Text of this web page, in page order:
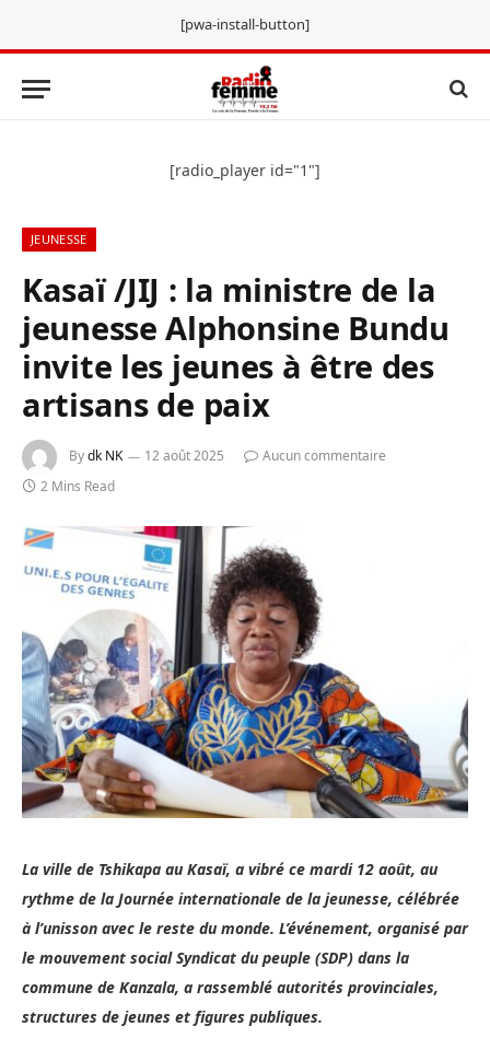
[pwa-install-button]
[radio_player id="1"]
JEUNESSE
Kasaï /JIJ : la ministre de la
jeunesse Alphonsine Bundu
invite les jeunes à être des
artisans de paix
Bydk NK 12 août 2025
Aucun commentaire
2 Mins Read
La ville de Tshikapa au Kasaï, a vibré ce mardi 12 août, au
rythme de la Journée internationale de la jeunesse, célébrée
à l’unisson avec le reste du monde. L’événement, organisé par
le mouvement social Syndicat du peuple (SDP) dans la
commune de Kanzala, a rassemblé autorités provinciales,
structures de jeunes et figures publiques.